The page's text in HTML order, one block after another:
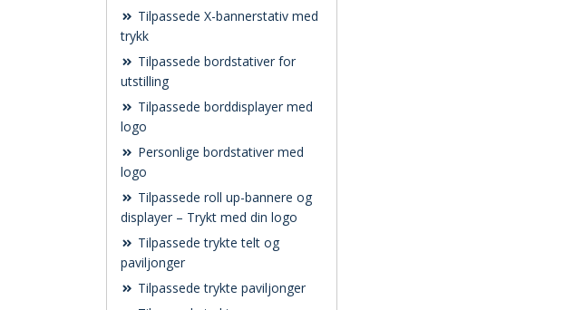
Tilpassede X-bannerstativ med
trykk
Tilpassede bordstativer for
utstilling
Tilpassede borddisplayer med
logo
Personlige bordstativer med
logo
Tilpassede roll up-bannere og
displayer – Trykt med din logo
Tilpassede trykte telt og
paviljonger
Tilpassede trykte paviljonger